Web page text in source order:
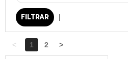
|
< 1 2 >